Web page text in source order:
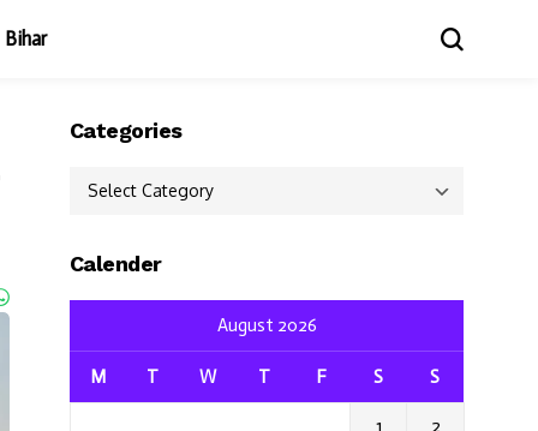
Bihar
Categories
Categories
Calender
August 2026
M T W T F S S
1 2